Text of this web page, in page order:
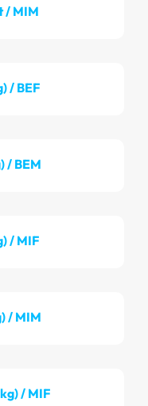
/ MIM
/ BEF
/ BEM
/ MIF
/ MIM
/ MIF